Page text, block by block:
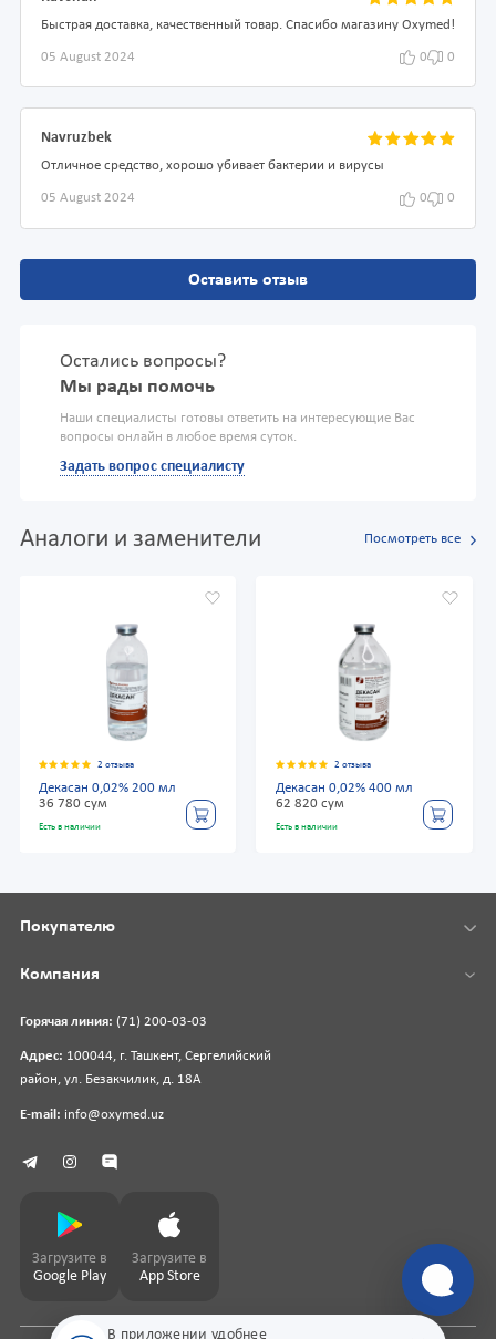
Быстрая доставка, качественный товар. Спасибо магазину Oxymed!
05 August 2024 0 0
Navruzbek
Отличное средство, хорошо убивает бактерии и вирусы
05 August 2024 0 0
Оставить отзыв
Остались вопросы?
Мы рады помочь
Наши специалисты готовы ответить на интересующие Вас
вопросы онлайн в любое время суток.
Задать вопрос специалисту
Аналоги и заменители Посмотреть все
2 отзыва
Декасан 0,02% 200 мл
36 780 сум
Есть в наличии
2 отзыва
Декасан 0,02% 400 мл
62 820 сум
Есть в наличии
В приложении удобнее
Горячая линия: (71) 200-03-03
Адрес: 100044, г. Ташкент, Сергелийский
район, ул. Безакчилик, д. 18А
E-mail: info@oxymed.uz
Покупателю
Компания
Загрузите в
Google Play
Загрузите в
App Store